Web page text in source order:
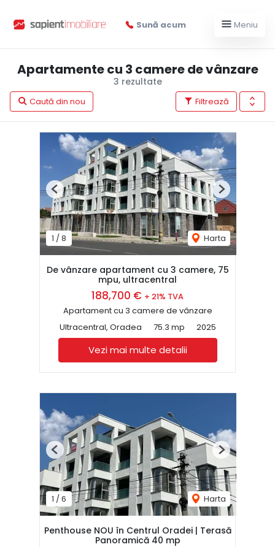
Sună acum Meniu
3 rezultate
Apartamente cu 3 camere de vânzare
Filtrează
Caută din nou
1 /8 Harta
Previous Next
De vânzare apartament cu 3 camere, 75
mpu, ultracentral
188,700 € + 21% TVA
Apartament cu 3 camere de vânzare
Ultracentral, Oradea
75.3 mp 2025
Vezi mai multe detalii
1 /6 Harta
Previous Next
Penthouse NOU în Centrul Oradei | Terasă
Panoramică 40 mp